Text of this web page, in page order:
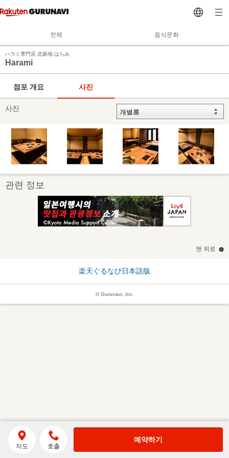
전체 음식문화
ハラミ専門店 北新地 はらみ
Harami
점포 개요 사진
사진
관련 정보
맨 위로
楽天ぐるなび日本語版
© Gurunavi, Inc.
지도 호출
예약하기